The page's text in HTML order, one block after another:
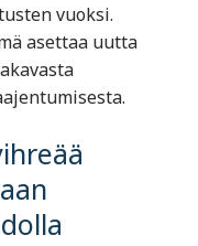
vuoksi.
asettaa uutta